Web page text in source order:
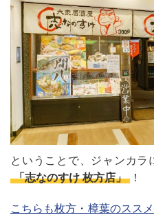
ということで、ジャンカラ
「志なのすけ 枚方店」
！
こちらも枚方・樟葉のスス